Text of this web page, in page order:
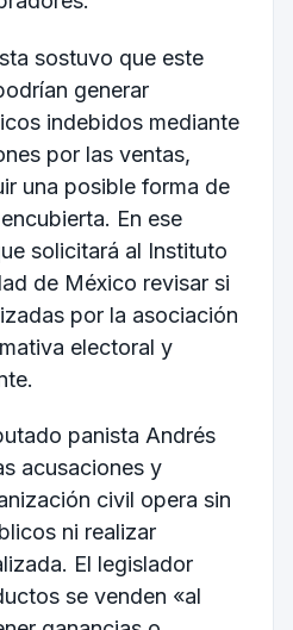
sostuvo que este
generar
indebidos mediante
por las ventas,
una posible forma de
En ese
solicitará al Instituto
de México revisar si
por la asociación
electoral y
panista Andrés
acusaciones y
civil opera sin
ni realizar
El legislador
se venden «al